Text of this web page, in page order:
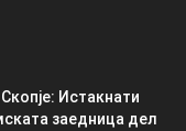
Истакнати
заедница дел